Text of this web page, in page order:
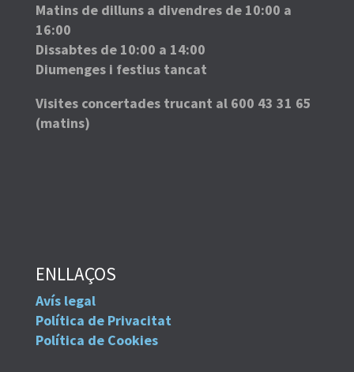
Matins de dilluns a divendres de 10:00 a
16:00
Dissabtes de 10:00 a 14:00
Diumenges i festius tancat
Visites concertades trucant al 600 43 31 65
(matins)
ENLLAÇOS
Avís legal
Política de Privacitat
Política de Cookies